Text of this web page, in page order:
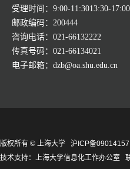
受理时间：9:00-11:3013:30-17:00
邮政编码：200444
咨询电话：021-66132222
传真号码：021-66134021
电子邮箱：dzb@oa.shu.edu.cn
版权所有 © 上海大学 沪ICP备09014157
技术支持： 上海大学信息化工作办公室